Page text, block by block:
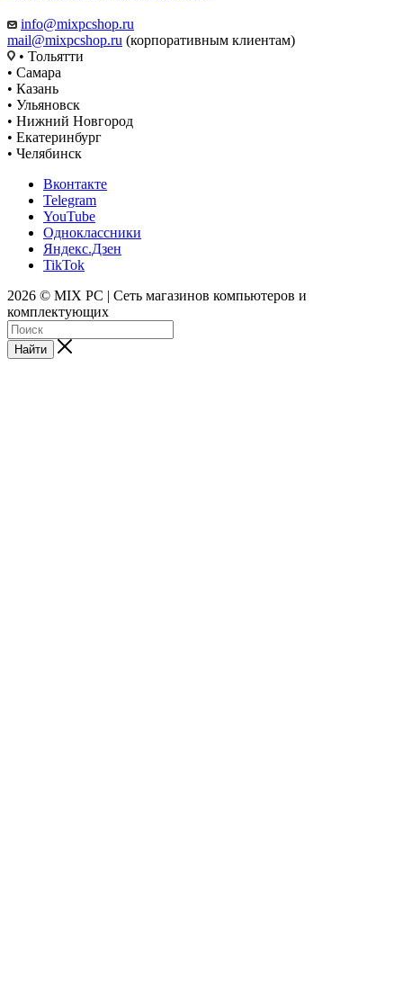
info@mixpcshop.ru
mail@mixpcshop.ru (корпоративным клиентам)
• Тольятти
• Самара
• Казань
• Ульяновск
• Нижний Новгород
• Екатеринбург
• Челябинск
Вконтакте
Telegram
YouTube
Одноклассники
Яндекс.Дзен
TikTok
2026 © MIX PC | Сеть магазинов компьютеров и
комплектующих
Найти